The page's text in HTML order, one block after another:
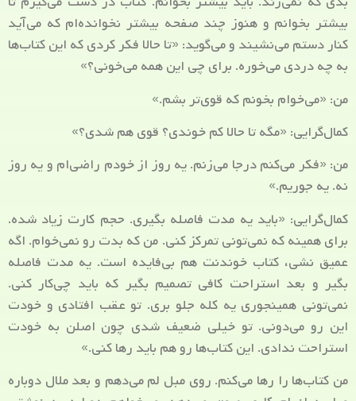
بیشتر بخوانم و هنوز چند صفحه بیشتر نخوانده‌ام که می‌آید
کنار دستم می‌نشیند و می‌گوید: «تا حالا فکر کردی که این کتاب‌ها
به چه دردی می‌خوره. برای چی این همه می‌خونی؟»
من: «می‌خوام بخونم که قوی‌تر بشم.»
کمال‌گرایی: «مگه تا حالا کم خوندی؟ قوی هم شدی؟»
من: «فکر می‌کنم درجا می‌زنم. یه روز از خودم راضی‌ام و یه روز
نه. یه جوریم.»
کمال‌گرایی: «باید یه مدت فاصله بگیری. حجم کارت زیاد شده.
برای همینه که نمی‌تونی تمرکز کنی. من که بدت رو نمی‌خوام. اگه
عمیق نشی، کتاب خوندنت هم بی‌فایده است. یه مدت فاصله
بگیر و بعد استراحت کافی تصمیم بگیر که باید چی‌کار کنی.
نمی‌تونی همینجوری یه کله جلو بری. تو عقب افتادی و خودت
این رو می‌دونی. تو خیلی ضعیف شدی چون اصلن به خودت
استراحت ندادی. این کتاب‌ها رو هم باید رها کنی.»
من کتاب‌ها را رها می‌کنم. روی مبل لم می‌دهم و بعد ملال دوباره